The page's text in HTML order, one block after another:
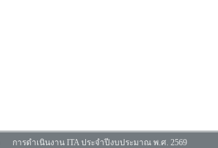
การดำเนินงาน ITA ประจำปีงบประมาณ พ.ศ. 2569